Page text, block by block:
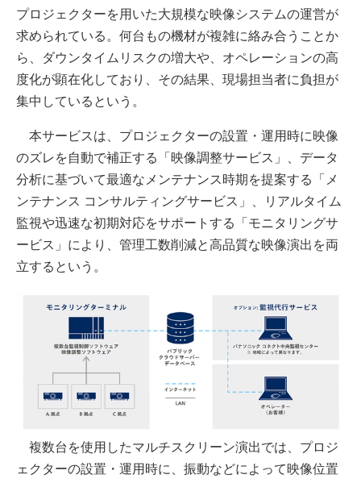
プロジェクターを用いた大規模な映像システムの運営が
求められている。何台もの機材が複雑に絡み合うことか
ら、ダウンタイムリスクの増大や、オペレーションの高
度化が顕在化しており、その結果、現場担当者に負担が
集中しているという。
本サービスは、プロジェクターの設置・運用時に映像
のズレを自動で補正する「映像調整サービス」、データ
分析に基づいて最適なメンテナンス時期を提案する「メ
ンテナンス コンサルティングサービス」、リアルタイム
監視や迅速な初期対応をサポートする「モニタリングサ
ービス」により、管理工数削減と高品質な映像演出を両
立するという。
複数台を使用したマルチスクリーン演出では、プロジ
ェクターの設置・運用時に、振動などによって映像位置